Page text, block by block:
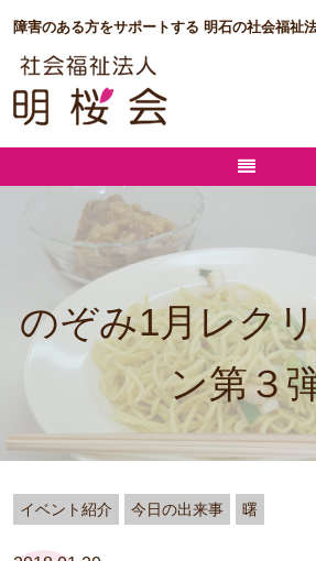
障害のある方をサポートする 明石の社会福祉
のぞみ1月レク
ン第３
イベント紹介 今日の出来事 曙